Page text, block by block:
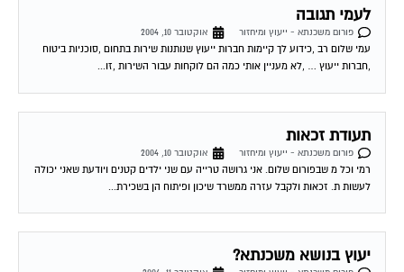
פורום משכנתא - ייעוץ ומיחזור
עמי שלום רב ,כידוע לך קיימות חברות ייעוץ שנותנות שירות בתחום ,סוכניות ביטוח
,חברות ייעוץ … ,לא מעניין אותי כמה הם לוקחות עבור השירות ,זו...
תעודת זכאות
פורום משכנתא - ייעוץ ומיחזור
רמי וכל מ שבפורום שלום. אני גרושה טרייה עם שני ילדים קטנים ויודעת שאני יכולה
לעשות ת. זכאות ולקבל עזרה ממשרד שיכון ופיתוח הן בשכירת...
יעוץ בנושא משכנתא?
פורום משכנתא - ייעוץ ומיחזור